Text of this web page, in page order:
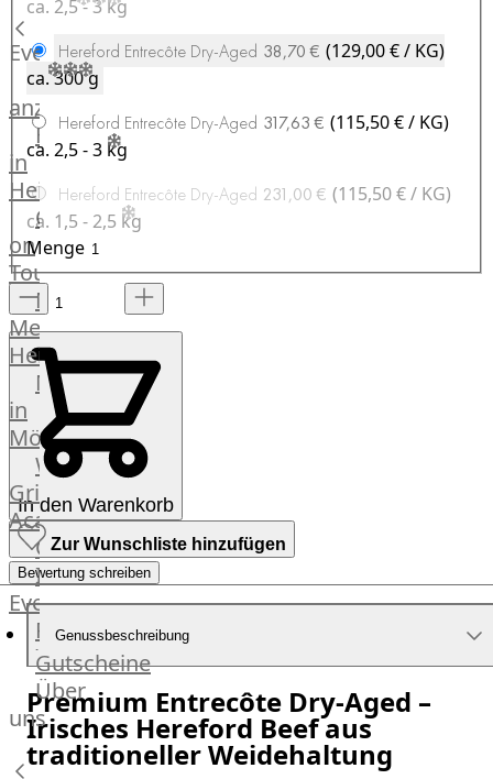
Küchenhelfer
Grillgeräte
Beefer®
Gasgrills
Big
Green
Egg
Grill
Nesmuk
Berkel
Dry
Aging
Schrank
Bücher
Poster
Events
Alle
anzeigen
Fleischkompetenz
in
Heinsberg
OTTO
on
Tour
Männer
Metzger
Heinsberg
Markthalle
in
Mönchengladbach
Weber®
Grill
Academy
OTTO@Home
Individuelle
Events
Partner
Kalender
Gästehaus
Villa
Glanzstoff
Gutscheine
Über
uns
ca. 2,5 - 3 kg
Hereford Entrecôte Dry-Aged 38,70 € (129,00 € / KG)
ca. 300 g
Hereford Entrecôte Dry-Aged 317,63 € (115,50 € / KG)
ca. 2,5 - 3 kg
Hereford Entrecôte Dry-Aged 231,00 € (115,50 € / KG)
ca. 1,5 - 2,5 kg
Menge
In den Warenkorb
Zur Wunschliste hinzufügen
Bewertung schreiben
Genussbeschreibung
Premium Entrecôte Dry-Aged –
Irisches Hereford Beef aus
traditioneller Weidehaltung